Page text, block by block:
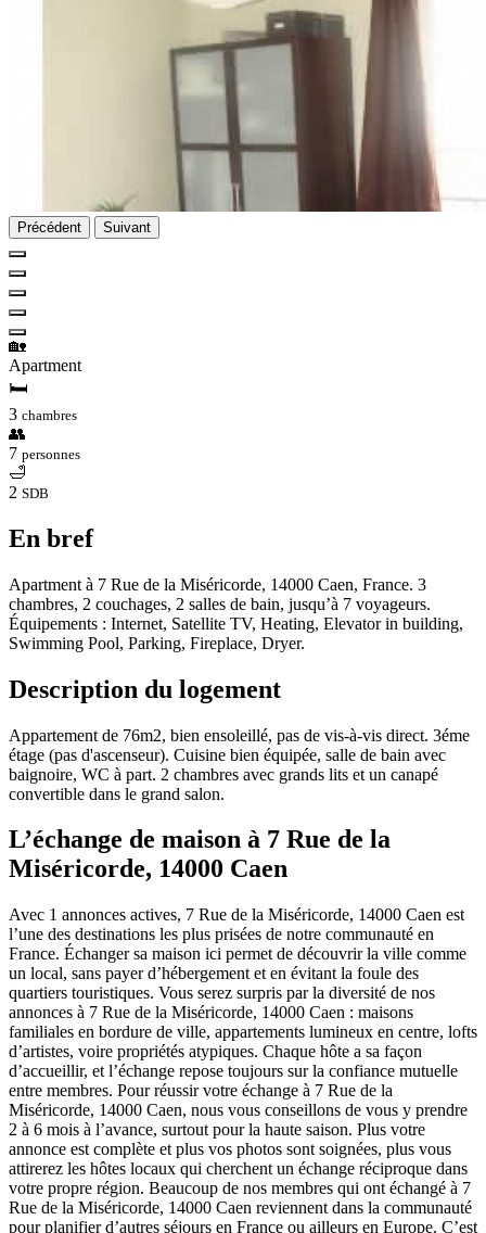
Précédent Suivant
🏡
Apartment
🛏
3 chambres
👥
7 personnes
🛁
2 SDB
En bref
Apartment à 7 Rue de la Miséricorde, 14000 Caen, France. 3
chambres, 2 couchages, 2 salles de bain, jusqu’à 7 voyageurs.
Équipements : Internet, Satellite TV, Heating, Elevator in building,
Swimming Pool, Parking, Fireplace, Dryer.
Description du logement
Appartement de 76m2, bien ensoleillé, pas de vis-à-vis direct. 3éme
étage (pas d'ascenseur). Cuisine bien équipée, salle de bain avec
baignoire, WC à part. 2 chambres avec grands lits et un canapé
convertible dans le grand salon.
L’échange de maison à 7 Rue de la
Miséricorde, 14000 Caen
Avec 1 annonces actives, 7 Rue de la Miséricorde, 14000 Caen est
l’une des destinations les plus prisées de notre communauté en
France. Échanger sa maison ici permet de découvrir la ville comme
un local, sans payer d’hébergement et en évitant la foule des
quartiers touristiques. Vous serez surpris par la diversité de nos
annonces à 7 Rue de la Miséricorde, 14000 Caen : maisons
familiales en bordure de ville, appartements lumineux en centre, lofts
d’artistes, voire propriétés atypiques. Chaque hôte a sa façon
d’accueillir, et l’échange repose toujours sur la confiance mutuelle
entre membres. Pour réussir votre échange à 7 Rue de la
Miséricorde, 14000 Caen, nous vous conseillons de vous y prendre
2 à 6 mois à l’avance, surtout pour la haute saison. Plus votre
annonce est complète et plus vos photos sont soignées, plus vous
attirerez les hôtes locaux qui cherchent un échange réciproque dans
votre propre région. Beaucoup de nos membres qui ont échangé à 7
Rue de la Miséricorde, 14000 Caen reviennent dans la communauté
pour planifier d’autres séjours en France ou ailleurs en Europe. C’est